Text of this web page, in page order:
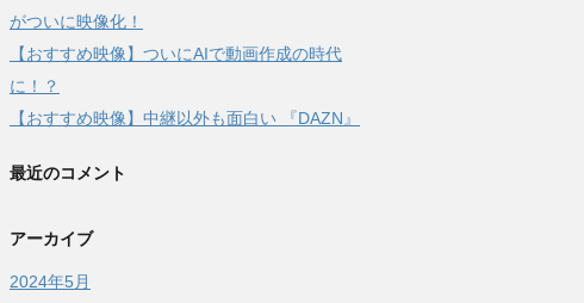
がついに映像化！
【おすすめ映像】ついにAIで動画作成の時代
に！？
【おすすめ映像】中継以外も面白い 『DAZN』
最近のコメント
アーカイブ
2024年5月